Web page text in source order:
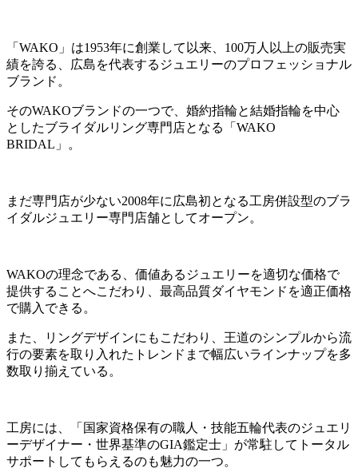
「WAKO」は1953年に創業して以来、100万人以上の販売実
績を誇る、広島を代表するジュエリーのプロフェッショナル
ブランド。
そのWAKOブランドの一つで、婚約指輪と結婚指輪を中心
としたブライダルリング専門店となる「WAKO
BRIDAL」。
まだ専門店が少ない2008年に広島初となる工房併設型のブラ
イダルジュエリー専門店舗としてオープン。
WAKOの理念である、価値あるジュエリーを適切な価格で
提供することへこだわり、最高品質ダイヤモンドを適正価格
で購入できる。
また、リングデザインにもこだわり、王道のシンプルから流
行の要素を取り入れたトレンドまで幅広いラインナップを多
数取り揃えている。
工房には、「国家資格保有の職人・技能五輪代表のジュエリ
ーデザイナー・世界基準のGIA鑑定士」が常駐してトータル
サポートしてもらえるのも魅力の一つ。